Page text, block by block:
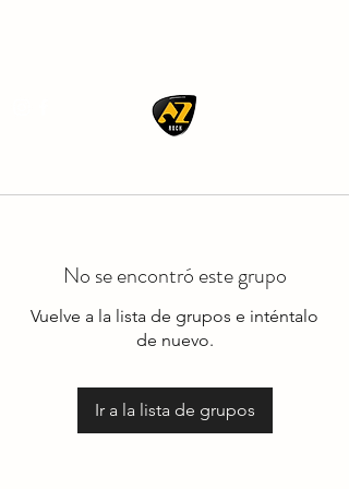
No se encontró este grupo
Vuelve a la lista de grupos e inténtalo
de nuevo.
Ir a la lista de grupos